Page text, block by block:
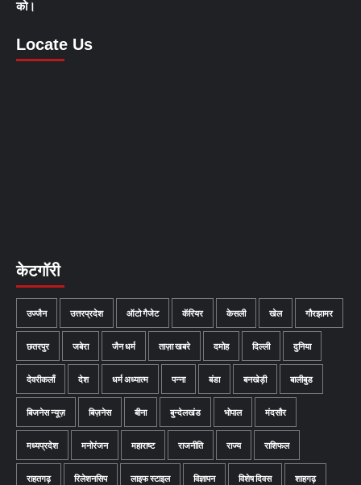
को।
Locate Us
केटगॉरी
उज्जैन उत्तरप्रदेश ऑटो गैजेट कॅरियर केसली खेल गौरझामर
छतरपुर जबेरा जैन धर्म ताज़ा खबरे दमोह दिल्ली दुनिया
देवरीकलाँ देश धर्म अध्यात्म पन्ना बंडा बनखेड़ी बालीबुड
बिजनेस न्यूज़ बिज़नेस बीना बुन्देलखंड भोपाल मंदसौर
मध्यप्रदेश मनोरंजन महाराष्ट राजनीति राज्य राशिफल
राहतगढ़ रिलेशनसिप लाइफ स्टाइल विज्ञापन विशेष दिवस शाहगढ़